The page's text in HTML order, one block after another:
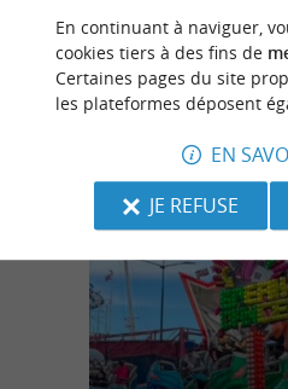
CENTRE
Centres
En continuant à naviguer,
cookies tiers à des fins de
Certaines pages du site
les plateformes déposent
EN
JE REFUSE